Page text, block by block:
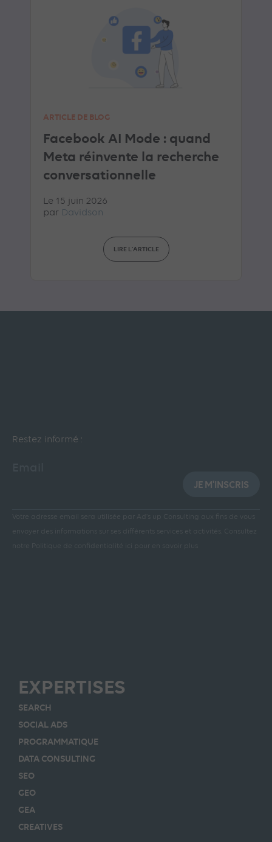
ARTICLE DE BLOG
Facebook AI Mode : quand
Meta réinvente la recherche
conversationnelle
Le 15 juin 2026
par Davidson
LIRE L'ARTICLE
Restez informé :
JE M'INSCRIS
Votre adresse email sera utilisée par Ad’s up Consulting aux fins de vous
envoyer des informations sur ses différents services et activités.
Consultez
notre Politique de confidentialité ici pour en savoir plus
EXPERTISES
SEARCH
SOCIAL ADS
PROGRAMMATIQUE
DATA CONSULTING
SEO
GEO
GEA
CREATIVES